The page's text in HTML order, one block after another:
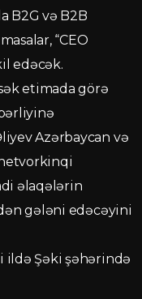
B2G və B2B
“CEO
edəcək.
etimada görə
Azərbaycan və
əlaqələrin
gələni edəcəyini
ildə Şəki şəhərində